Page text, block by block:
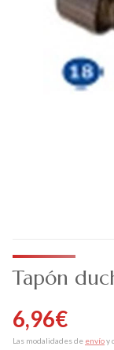
Tapón
6,96€
Las modalidades de envíoy